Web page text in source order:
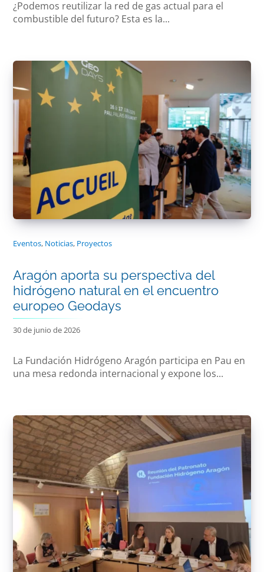
¿Podemos reutilizar la red de gas actual para el
combustible del futuro? Esta es la...
Eventos, Noticias, Proyectos
Aragón aporta su perspectiva del
hidrógeno natural en el encuentro
europeo Geodays
30 de junio de 2026
La Fundación Hidrógeno Aragón participa en Pau en
una mesa redonda internacional y expone los...